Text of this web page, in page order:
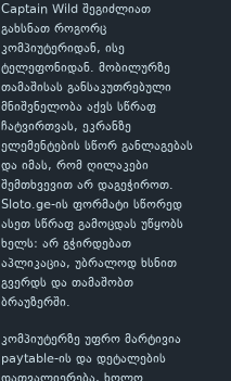
Captain Wild შეგიძლიათ
გახსნათ როგორც
კომპიუტერიდან, ისე
ტელეფონიდან. მობილურზე
თამაშისას განსაკუთრებული
მნიშვნელობა აქვს სწრაფ
ჩატვირთვას, ეკრანზე
ელემენტების სწორ განლაგებას
და იმას, რომ ღილაკები
შემთხვევით არ დაგეჭიროთ.
Sloto.ge-ის ფორმატი სწორედ
ასეთ სწრაფ გამოცდას უწყობს
ხელს: არ გჭირდებათ
აპლიკაცია, უბრალოდ ხსნით
გვერდს და თამაშობთ
ბრაუზერში.
კომპიუტერზე უფრო მარტივია
paytable-ის და დეტალების